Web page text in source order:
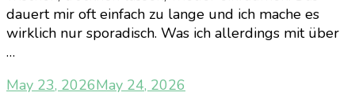
dauert mir oft einfach zu lange und ich mache es
wirklich nur sporadisch. Was ich allerdings mit über
…
May 23, 2026May 24, 2026